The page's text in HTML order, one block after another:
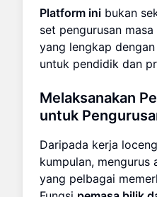
Platform ini bukan
set pengurusan
yang lengkap
untuk pendidik dan
Melaksanakan
untuk
Daripada kerja
kumpulan,
yang pelbagai